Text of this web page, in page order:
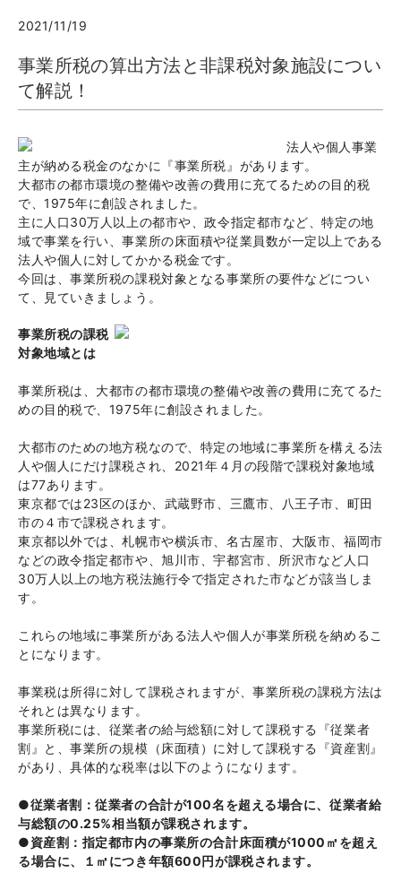
2021/11/19
事業所税の算出方法と非課税対象施設につい
て解説！
法人や個人事業
主が納める税金のなかに『事業所税』があります。
大都市の都市環境の整備や改善の費用に充てるための目的税
で、1975年に創設されました。
主に人口30万人以上の都市や、政令指定都市など、特定の地
域で事業を行い、事業所の床面積や従業員数が一定以上である
法人や個人に対してかかる税金です。
今回は、事業所税の課税対象となる事業所の要件などについ
て、見ていきましょう。
事業所税の課税
対象地域とは
事業所税は、大都市の都市環境の整備や改善の費用に充てるた
めの目的税で、1975年に創設されました。
大都市のための地方税なので、特定の地域に事業所を構える法
人や個人にだけ課税され、2021年４月の段階で課税対象地域
は77あります。
東京都では23区のほか、武蔵野市、三鷹市、八王子市、町田
市の４市で課税されます。
東京都以外では、札幌市や横浜市、名古屋市、大阪市、福岡市
などの政令指定都市や、旭川市、宇都宮市、所沢市など人口
30万人以上の地方税法施行令で指定された市などが該当しま
す。
これらの地域に事業所がある法人や個人が事業所税を納めるこ
とになります。
事業税は所得に対して課税されますが、事業所税の課税方法は
それとは異なります。
事業所税には、従業者の給与総額に対して課税する『従業者
割』と、事業所の規模（床面積）に対して課税する『資産割』
があり、具体的な税率は以下のようになります。
●従業者割：従業者の合計が100名を超える場合に、従業者給
与総額の0.25%相当額が課税されます。
●資産割：指定都市内の事業所の合計床面積が1000㎡を超え
る場合に、１㎡につき年額600円が課税されます。